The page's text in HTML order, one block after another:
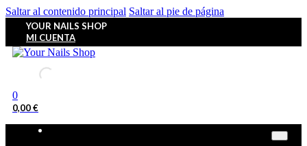
Saltar al contenido principal Saltar al pie de página
YOUR NAILS SHOP
MI CUENTA
0
0,00€